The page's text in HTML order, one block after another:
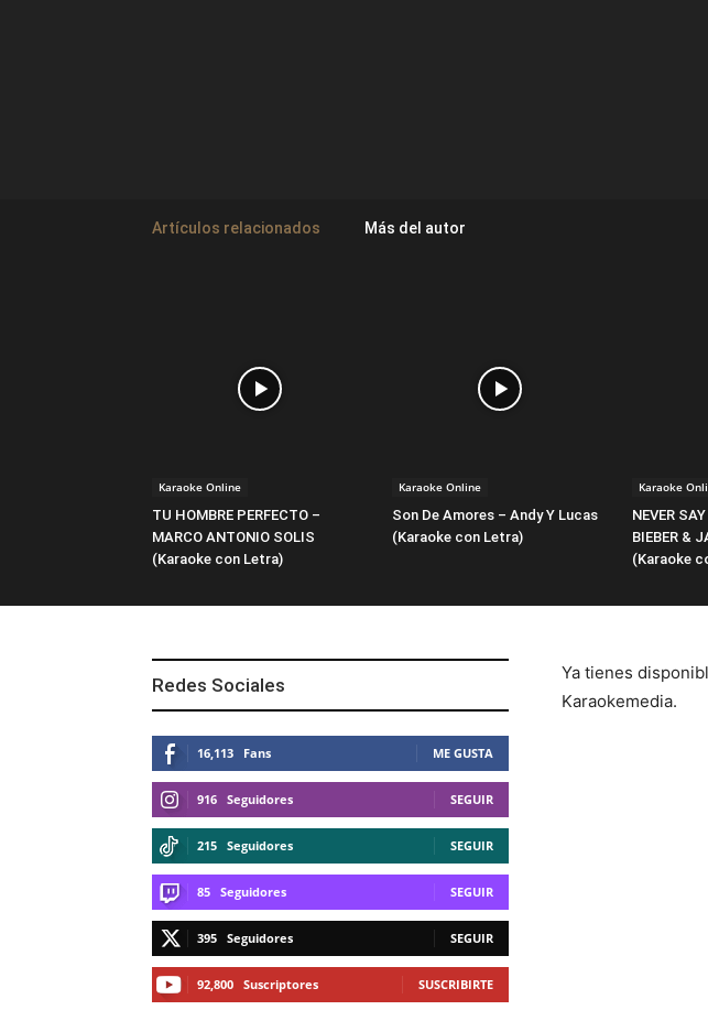
Artículos relacionados Más del autor
Karaoke Online
TU HOMBRE PERFECTO –
MARCO ANTONIO SOLIS
(Karaoke con Letra)
Karaoke Online
Son De Amores – Andy Y Lucas
(Karaoke con Letra)
Karaoke
NEVER
BIEBER &
(Karaoke
Ya tienes
Karaokemedia.
Redes Sociales
16,113 Fans ME GUSTA
916 Seguidores SEGUIR
215 Seguidores SEGUIR
85 Seguidores SEGUIR
395 Seguidores SEGUIR
92,800 Suscriptores SUSCRIBIRTE